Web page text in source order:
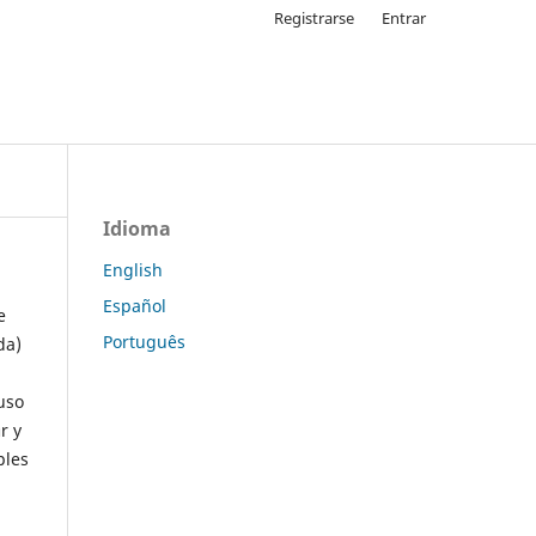
Registrarse Entrar
y
Idioma
English
Español
Português